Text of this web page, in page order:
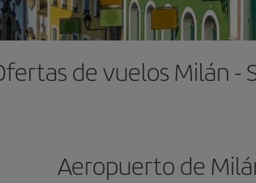
de vuelos Milán -
Aeropuerto de